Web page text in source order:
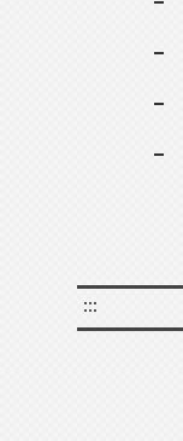
:::